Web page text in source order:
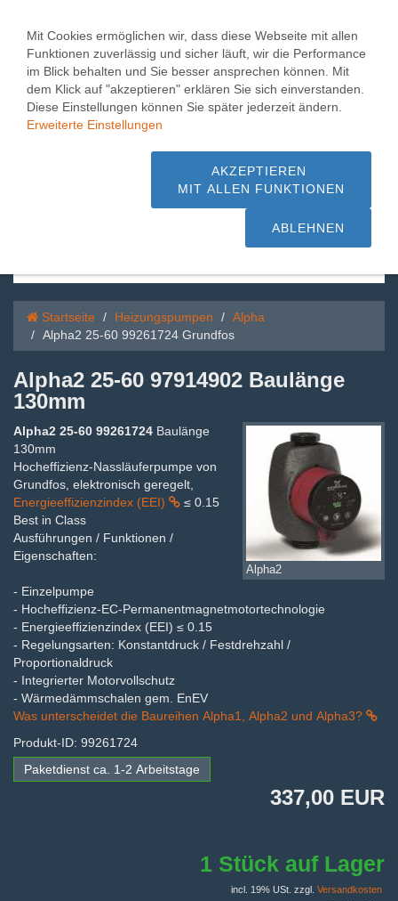
Alpha2 25-60 99261724
Grundfos
Beratung + Service - schnelle Lieferung
Startseite Heizungspumpen
Alpha
Alpha2 25-60 99261724 Grundfos
Alpha2 25-60 97914902 Baulänge
130mm
Alpha2
Alpha2 25-60 99261724 Baulänge
130mm
Hocheffizienz-Nassläuferpumpe von
Grundfos, elektronisch geregelt,
Energieeffizienzindex (EEI)
Best in Class
Ausführungen / Funktionen /
Eigenschaften:
- Einzelpumpe
- Hocheffizienz-EC-Permanentmagnetmotortechnologie
- Energieeffizienzindex (EEI) ≤ 0.15
- Regelungsarten: Konstantdruck / Festdrehzahl /
Proportionaldruck
- Integrierter Motorvollschutz
- Wärmedämmschalen gem. EnEV
Was unterscheidet die Baureihen Alpha1, Alpha2 und Alpha3?
Produkt-ID: 99261724
Paketdienst ca. 1-2 Arbeitstage
337,00 EUR
1 Stück auf Lager
incl. 19% USt. zzgl. Versandkosten
Mit Cookies ermöglichen wir, dass diese Webseite mit allen
Funktionen zuverlässig und sicher läuft, wir die Performance
im Blick behalten und Sie besser ansprechen können. Mit
dem Klick auf "akzeptieren" erklären Sie sich einverstanden.
Diese Einstellungen können Sie später jederzeit ändern.
Erweiterte Einstellungen
AKZEPTIEREN
MIT ALLEN FUNKTIONEN
ABLEHNEN